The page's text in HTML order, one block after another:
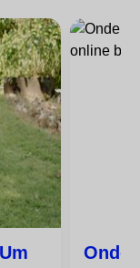
Onde